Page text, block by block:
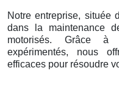
Notre entreprise, située
dans la maintenance
motorisés. Grâce
expérimentés, nous
efficaces pour résoudre